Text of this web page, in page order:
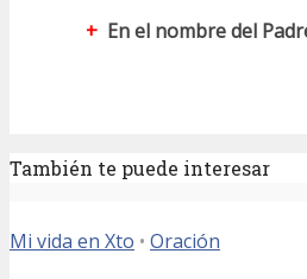
+En el nombre del
También te puede interesar
Mi vida en Xto • Oración